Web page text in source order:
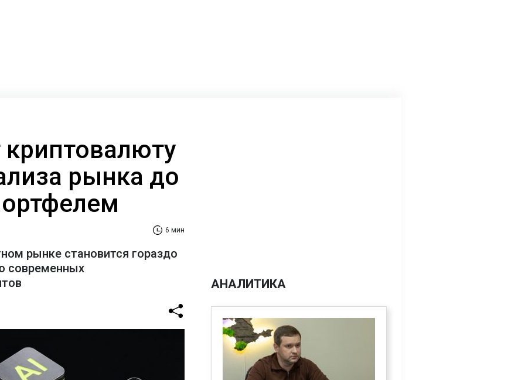
криптовалюту
рынка до
6 мин
рынке становится гораздо
современных
АНАЛИТИКА